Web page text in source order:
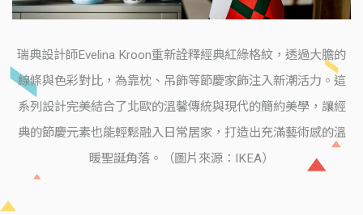
瑞典設計師Evelina Kroon重新詮釋經典紅綠格紋，透過大膽的
線條與色彩對比，為靠枕、吊飾等節慶家飾注入新潮活力。這
系列設計完美結合了北歐的溫馨傳統與現代的簡約美學，讓經
典的節慶元素也能輕鬆融入日常居家，打造出充滿藝術感的溫
暖聖誕角落。（圖片來源：IKEA）